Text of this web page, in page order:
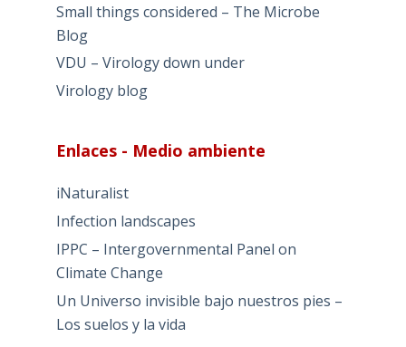
Small things considered – The Microbe
Blog
VDU – Virology down under
Virology blog
Enlaces - Medio ambiente
iNaturalist
Infection landscapes
IPPC – Intergovernmental Panel on
Climate Change
Un Universo invisible bajo nuestros pies –
Los suelos y la vida